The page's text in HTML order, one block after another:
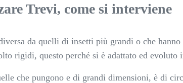
Trevi, come si interviene
da quelli di insetti più grandi o che
rigidi, questo perché si è adattato ed evoluto
che pungono e di grandi dimensioni, è di